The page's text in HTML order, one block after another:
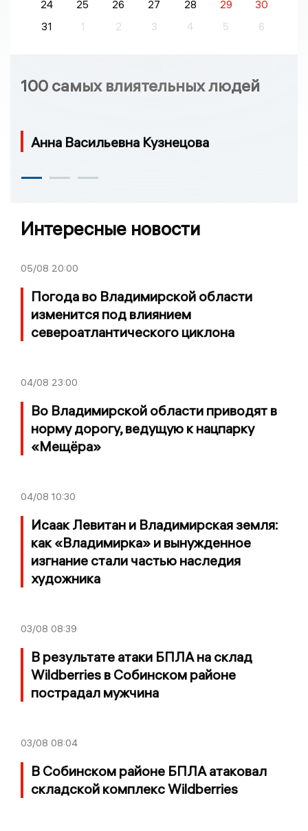
24 25 26 27 28 29
30
31
1 2 3 4 5 6
100 самых влиятельных людей
Анна Васильевна Кузнецова
Интересные новости
05/08 20:00
Погода во Владимирской области
изменится под влиянием
североатлантического циклона
04/08 23:00
Во Владимирской области приводят в
норму дорогу, ведущую к нацпарку
«Мещёра»
04/08 10:30
Исаак Левитан и Владимирская земля:
как «Владимирка» и вынужденное
изгнание стали частью наследия
художника
03/08 08:39
В результате атаки БПЛА на склад
Wildberries в Собинском районе
пострадал мужчина
03/08 08:04
В Собинском районе БПЛА атаковал
складской комплекс Wildberries